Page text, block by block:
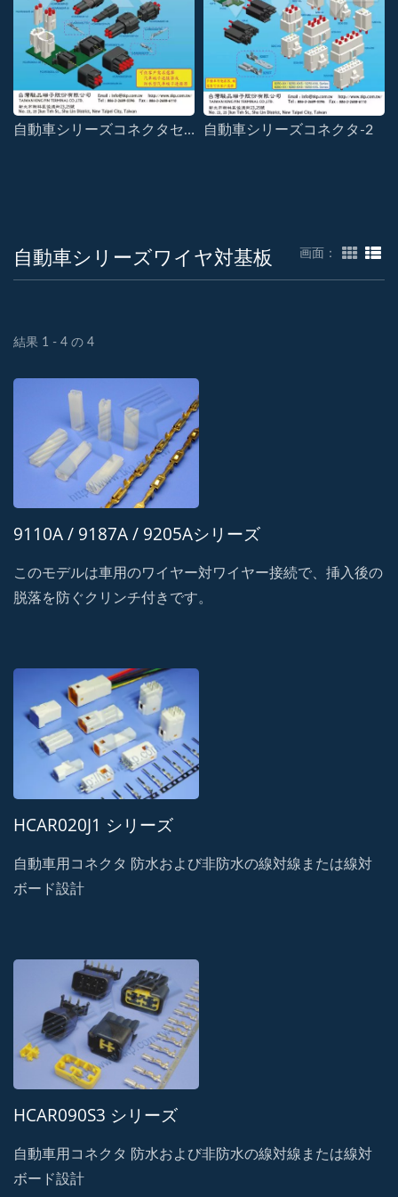
自動車シリーズコネクタセクター-1 自動車シリーズコネクタ-2
自動車シリーズワイヤ対基板 画面：
結果 1 - 4 の 4
9110A / 9187A / 9205Aシリーズ
このモデルは車用のワイヤー対ワイヤー接続で、挿入後の
脱落を防ぐクリンチ付きです。
HCAR020J1 シリーズ
自動車用コネクタ 防水および非防水の線対線または線対
ボード設計
HCAR090S3 シリーズ
自動車用コネクタ 防水および非防水の線対線または線対
ボード設計